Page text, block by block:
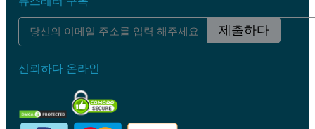
제출하다
신뢰하다 온라인